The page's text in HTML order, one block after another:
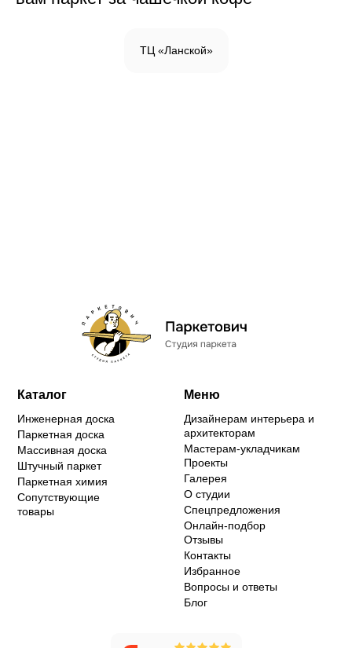
ТЦ «Ланской»
Каталог
Инженерная доска
Паркетная доска
Массивная доска
Штучный паркет
Паркетная химия
Сопутствующие
товары
Меню
Дизайнерам интерьера и
архитекторам
Мастерам-укладчикам
Проекты
Галерея
О студии
Спецпредложения
Онлайн-подбор
Отзывы
Контакты
Избранное
Вопросы и ответы
Блог